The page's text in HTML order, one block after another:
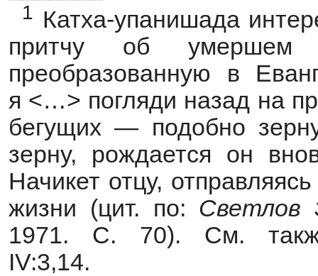
1 Катха-упанишада
притчу об умершем
преобразованную в
я <…> погляди назад на
бегущих — подобно
зерну, рождается он
Начикет отцу,
жизни (цит. по: Светлов
1971. С. 70). См.
IV:3,14.